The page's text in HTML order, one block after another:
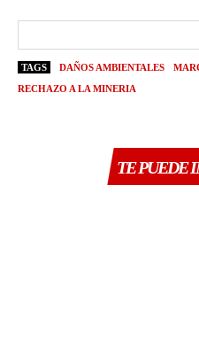
TAGS DAÑOS AMBIENTALES
RECHAZO A LA MINERIA
TE PUEDE